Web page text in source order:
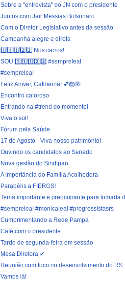
Sobre a "entrevista" do JN com o presidente
Juntos com Jair Messias Bolsonaro
Com o Diretor Legislativo antes da sessão
Campanha alegre e direta
1️⃣1️⃣1️⃣2️⃣3️⃣ Nos carros!
SOU 1️⃣1️⃣1️⃣2️⃣3️⃣ #sempreleal
#sempreleal
Feliz Aniver, Catharina! 💕🎂🌺
Encontro caloroso
Entrando na #trend do momento!
Viva o sol!
Fórum pela Saúde
17 de Agosto - Viva nosso patrimônio!
Ouvindo os candidatos ao Senado
Nova gestão do Sindipan
A importância do Família Acolhedora
Parabéns a FIERGS!
Tema importante e preocupante para tomada
#sempreleal #monicaleal #progressistasrs
Cumprimentando a Rede Pampa
Café com o presidente
Tarde de segunda-feira em sessão
Mesa Diretora ✔
Reunião com foco no desenvolvimento do RS
Vamos lá!